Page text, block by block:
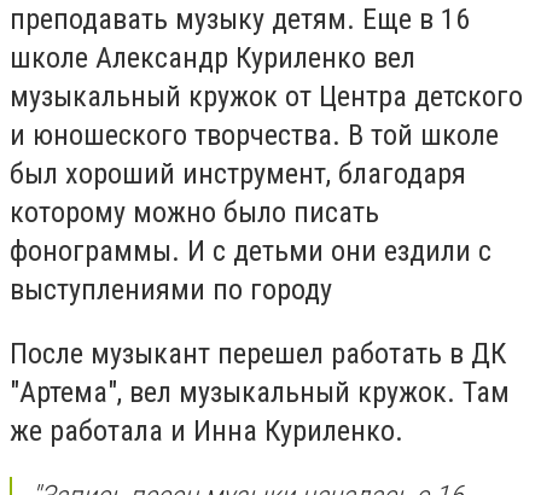
преподавать музыку детям. Еще в 16
школе Александр Куриленко вел
музыкальный кружок от Центра детского
и юношеского творчества. В той школе
был хороший инструмент, благодаря
которому можно было писать
фонограммы. И с детьми они ездили с
выступлениями по городу
После музыкант перешел работать в ДК
"Артема", вел музыкальный кружок. Там
же работала и Инна Куриленко.